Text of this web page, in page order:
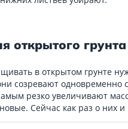
открытого грунта
в открытом грунте
созревают
резко увеличивают
Сейчас как раз о них и